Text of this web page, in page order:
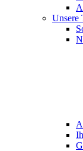
Unsere